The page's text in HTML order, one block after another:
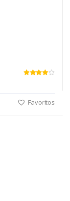
Favoritos